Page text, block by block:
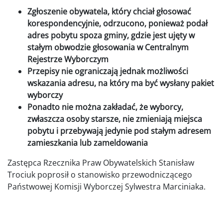
Zgłoszenie obywatela, który chciał głosować
korespondencyjnie, odrzucono, ponieważ podał
adres pobytu spoza gminy, gdzie jest ujęty w
stałym obwodzie głosowania w Centralnym
Rejestrze Wyborczym
Przepisy nie ograniczają jednak możliwości
wskazania adresu, na który ma być wysłany pakiet
wyborczy
Ponadto nie można zakładać, że wyborcy,
zwłaszcza osoby starsze, nie zmieniają miejsca
pobytu i przebywają jedynie pod stałym adresem
zamieszkania lub zameldowania
Zastępca Rzecznika Praw Obywatelskich Stanisław
Trociuk poprosił o stanowisko przewodniczącego
Państwowej Komisji Wyborczej Sylwestra Marciniaka.